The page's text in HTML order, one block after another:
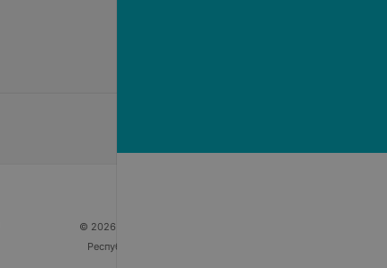
© 2026 ООО «Артокс Лаб», УНП 191700409
Республика Беларусь, г. Минск, улица Толбухина, 2,